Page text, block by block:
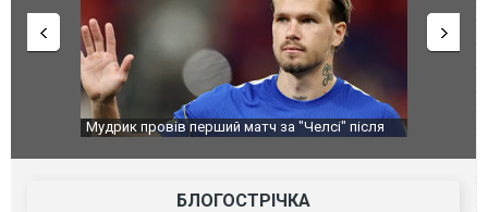
Мудрик провів перший матч за "Челсі" після
під час
Франції
БЛОГОСТРІЧКА